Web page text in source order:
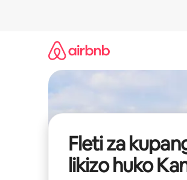
Fleti za
likizo huko